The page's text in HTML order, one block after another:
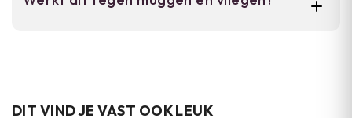
DIT VIND JE VAST OOK LEUK